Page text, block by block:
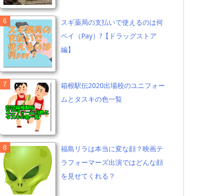
スギ薬局の支払いで使えるのは何
ペイ（Pay）?【ドラッグストア
編】
箱根駅伝2020出場校のユニフォー
ムとタスキの色一覧
福島リラは本当に変な顔？映画テ
ラフォーマーズ出演ではどんな顔
を見せてくれる？